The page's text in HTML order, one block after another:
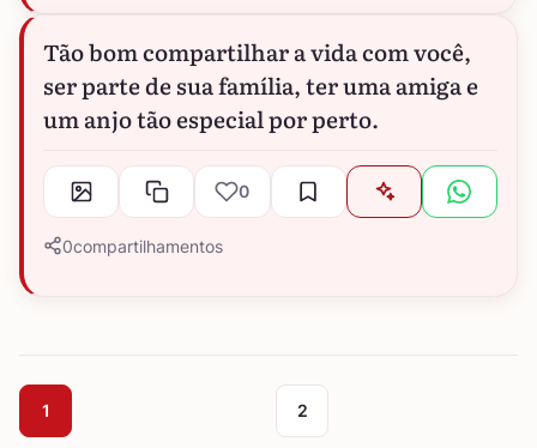
Tão bom compartilhar a vida com você,
ser parte de sua família, ter uma amiga e
um anjo tão especial por perto.
0
0compartilhamentos
1 2